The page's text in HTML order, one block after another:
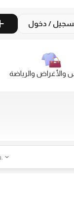
/ دخول
والأغراض والرياضة